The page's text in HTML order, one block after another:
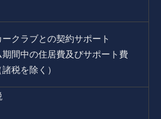
ークラブとの契約サポート
期間中の住居費及びサポート費
税を除く）